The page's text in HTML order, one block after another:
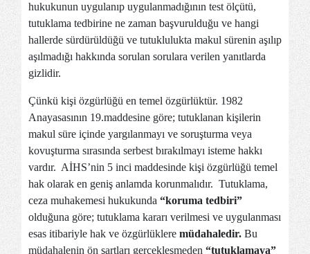
hukukunun uygulanıp uygulanmadığının test ölçütü,
tutuklama tedbirine ne zaman başvurulduğu ve hangi
hallerde sürdürüldüğü ve tutuklulukta makul sürenin aşılıp
aşılmadığı hakkında sorulan sorulara verilen yanıtlarda
gizlidir.
Çünkü kişi özgürlüğü en temel özgürlüktür. 1982
Anayasasının 19.maddesine göre; tutuklanan kişilerin
makul süre içinde yargılanmayı ve soruşturma veya
kovuşturma sırasında serbest bırakılmayı isteme hakkı
vardır. AİHS’nin 5 inci maddesinde kişi özgürlüğü temel
hak olarak en geniş anlamda korunmalıdır. Tutuklama,
ceza muhakemesi hukukunda “koruma tedbiri”
olduğuna göre; tutuklama kararı verilmesi ve uygulanması
esas itibariyle hak ve özgürlüklere müdahaledir. Bu
müdahalenin ön şartları gerçekleşmeden “tutuklamaya”